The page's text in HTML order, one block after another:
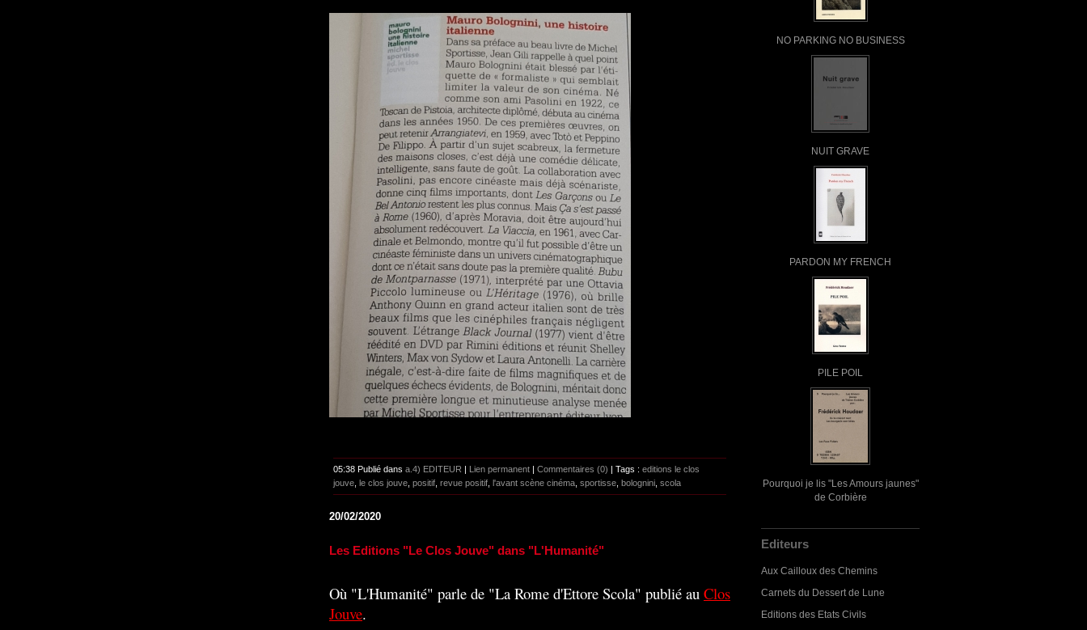
NO PARKING NO BUSINESS
NUIT GRAVE
PARDON MY FRENCH
PILE POIL
Pourquoi je lis "Les Amours jaunes"
de Corbière
Editeurs
Aux Cailloux des Chemins
Carnets du Dessert de Lune
Editions des Etats Civils
05:38 Publié dans a.4) EDITEUR | Lien permanent | Commentaires (0) | Tags : editions le clos
jouve le clos jouve positif revue positif l'avant scène cinéma sportisse bolognini scola
20/02/2020
Les Editions "Le Clos Jouve" dans "L'Humanité"
Où "L'Humanité" parle de "La Rome d'Ettore Scola" publié au Clos
Jouve.